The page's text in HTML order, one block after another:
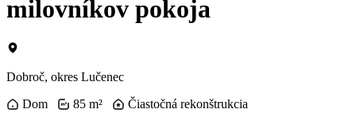
milovníkov pokoja
Dobroč, okres Lučenec
Dom
85 m² Čiastočná rekonštrukcia